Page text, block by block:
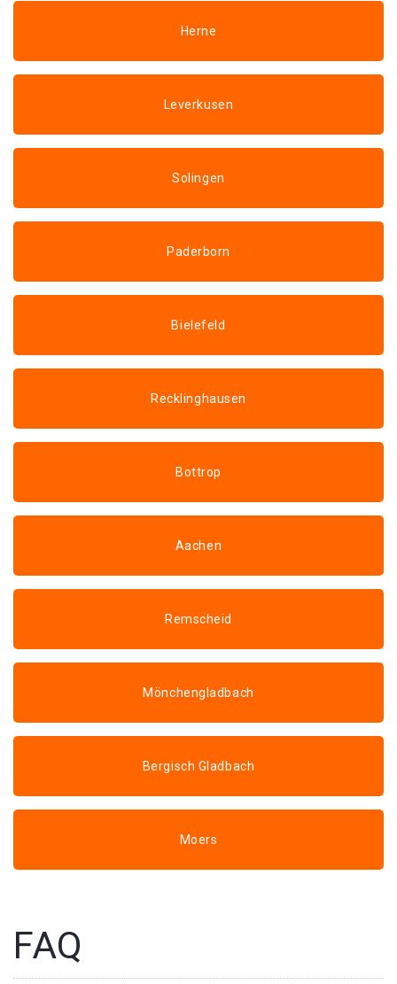
Herne
Leverkusen
Solingen
Paderborn
Bielefeld
Recklinghausen
Bottrop
Aachen
Remscheid
Mönchengladbach
Bergisch Gladbach
Moers
FAQ